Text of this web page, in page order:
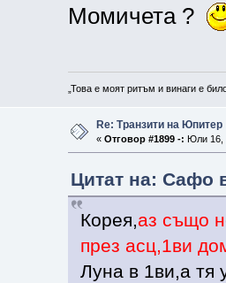
Момичета ?
„Това е моят ритъм и винаги е
Re: Транзити на Юпитер
« Отговор #1899 -: Юли 16,
Цитат на: Сафо
Корея,аз също
през асц,1ви
Луна в 1ви,а тя